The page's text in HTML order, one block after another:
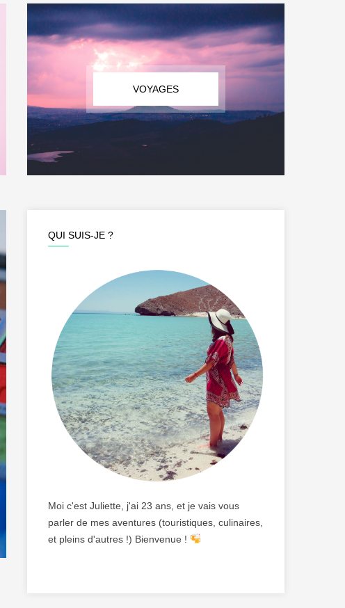
VOYAGES
QUI SUIS-JE ?
Moi c'est Juliette, j'ai 23 ans, et je vais vous
parler de mes aventures (touristiques, culinaires,
et pleins d'autres !) Bienvenue !